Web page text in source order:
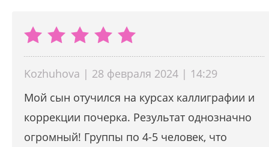
Kozhuhova | 28 февраля 2024 | 14:29
Мой сын отучился на курсах каллиграфии и
коррекции почерка. Результат однозначно
огромный! Группы по 4-5 человек, что